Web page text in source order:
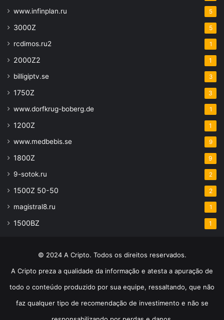
www.infinplan.ru 5
3000Z 5
rcdimos.ru2 1
2000Z2 1
billigiptv.se 3
1750Z 3
www.dorfkrug-boberg.de 1
1200Z 1
www.medbebis.se 9
1800Z 9
9-sotok.ru 2
1500Z 50-50 2
magistral8.ru 1
1500BZ 1
© 2024 A Cripto. Todos os direitos reservados.
A Cripto preza a qualidade da informação e atesta a apuração de
todo o conteúdo produzido por sua equipe, ressaltando, que não
faz qualquer tipo de recomendação de investimento e não se